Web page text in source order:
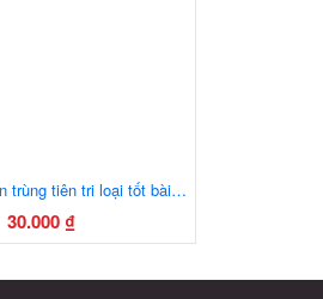
Ảo thuật bài côn trùng tiên tri loại tốt bài size lớn giấy xịn kèm 1 cung xoay
30.000 ₫